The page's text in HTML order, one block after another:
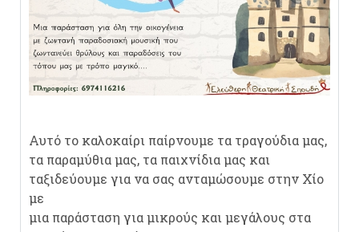
Αυτό το καλοκαίρι παίρνουμε τα τραγούδια μας,
τα παραμύθια μας, τα παιχνίδια μας και
ταξιδεύουμε για να σας ανταμώσουμε στην Χίο
με
μια παράσταση για μικρούς και μεγάλους στα